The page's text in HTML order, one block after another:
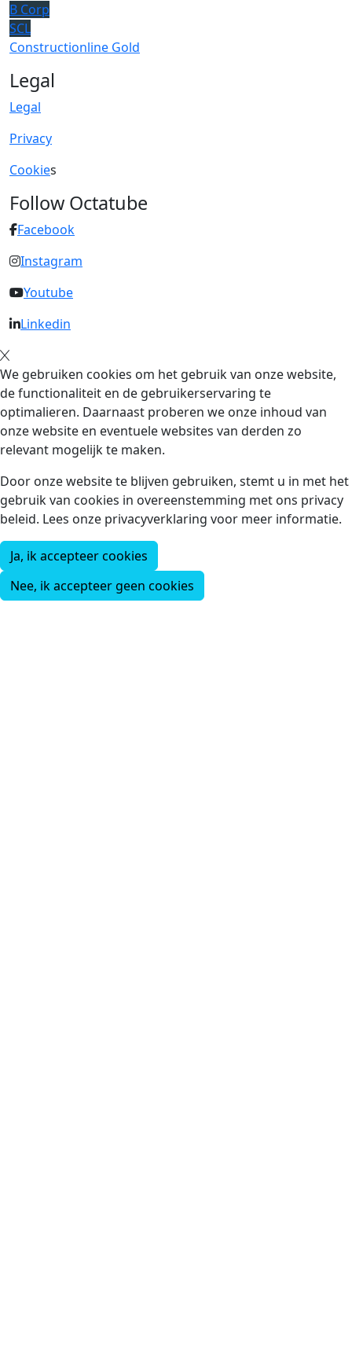
B Corp
SCL
Constructionline Gold
Legal
Legal
Privacy
Cookies
Follow Octatube
Facebook
Instagram
Youtube
Linkedin
We gebruiken cookies om het gebruik van onze website,
de functionaliteit en de gebruikerservaring te
optimalieren. Daarnaast proberen we onze inhoud van
onze website en eventuele websites van derden zo
relevant mogelijk te maken.
Door onze website te blijven gebruiken, stemt u in met het
gebruik van cookies in overeenstemming met ons privacy
beleid. Lees onze privacyverklaring voor meer informatie.
Ja, ik accepteer cookies
Nee, ik accepteer geen cookies